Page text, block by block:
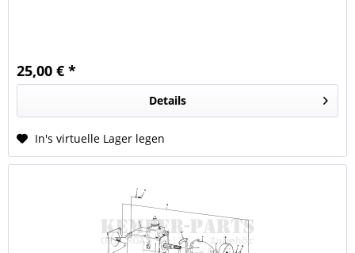
25,00 € *
Details
In's virtuelle Lager legen